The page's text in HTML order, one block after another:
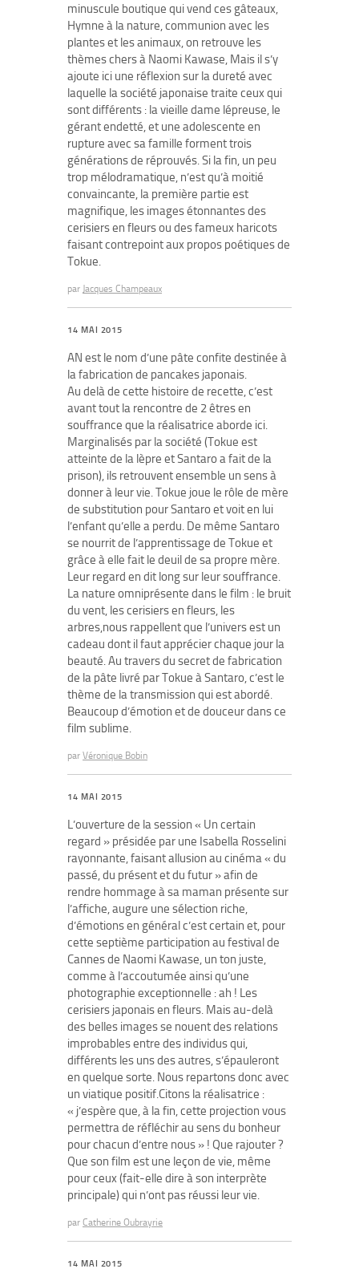
minuscule boutique qui vend ces gâteaux,
Hymne à la nature, communion avec les
plantes et les animaux, on retrouve les
thèmes chers à Naomi Kawase, Mais il s’y
ajoute ici une réflexion sur la dureté avec
laquelle la société japonaise traite ceux qui
sont différents : la vieille dame lépreuse, le
gérant endetté, et une adolescente en
rupture avec sa famille forment trois
générations de réprouvés. Si la fin, un peu
trop mélodramatique, n’est qu’à moitié
convaincante, la première partie est
magnifique, les images étonnantes des
cerisiers en fleurs ou des fameux haricots
faisant contrepoint aux propos poétiques de
Tokue.
par Jacques Champeaux
14 MAI 2015
AN est le nom d’une pâte confite destinée à
la fabrication de pancakes japonais.
Au delà de cette histoire de recette, c’est
avant tout la rencontre de 2 êtres en
souffrance que la réalisatrice aborde ici.
Marginalisés par la société (Tokue est
atteinte de la lèpre et Santaro a fait de la
prison), ils retrouvent ensemble un sens à
donner à leur vie. Tokue joue le rôle de mère
de substitution pour Santaro et voit en lui
l’enfant qu’elle a perdu. De même Santaro
se nourrit de l’apprentissage de Tokue et
grâce à elle fait le deuil de sa propre mère.
Leur regard en dit long sur leur souffrance.
La nature omniprésente dans le film : le bruit
du vent, les cerisiers en fleurs, les
arbres,nous rappellent que l’univers est un
cadeau dont il faut apprécier chaque jour la
beauté. Au travers du secret de fabrication
de la pâte livré par Tokue à Santaro, c’est le
thème de la transmission qui est abordé.
Beaucoup d’émotion et de douceur dans ce
film sublime.
par Véronique Bobin
14 MAI 2015
L’ouverture de la session « Un certain
regard » présidée par une Isabella Rosselini
rayonnante, faisant allusion au cinéma « du
passé, du présent et du futur » afin de
rendre hommage à sa maman présente sur
l’affiche, augure une sélection riche,
d’émotions en général c’est certain et, pour
cette septième participation au festival de
Cannes de Naomi Kawase, un ton juste,
comme à l’accoutumée ainsi qu’une
photographie exceptionnelle : ah ! Les
cerisiers japonais en fleurs. Mais au-delà
des belles images se nouent des relations
improbables entre des individus qui,
différents les uns des autres, s’épauleront
en quelque sorte. Nous repartons donc avec
un viatique positif.Citons la réalisatrice :
« j’espère que, à la fin, cette projection vous
permettra de réfléchir au sens du bonheur
pour chacun d’entre nous » ! Que rajouter ?
Que son film est une leçon de vie, même
pour ceux (fait-elle dire à son interprète
principale) qui n’ont pas réussi leur vie.
par Catherine Oubrayrie
14 MAI 2015